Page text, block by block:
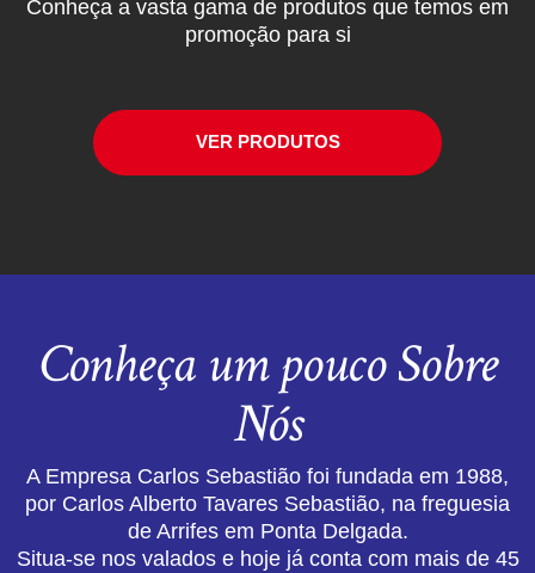
Conheça a vasta gama de produtos que temos em
promoção para si
VER PRODUTOS
Conheça um pouco Sobre
Nós
A Empresa Carlos Sebastião foi fundada em 1988,
por Carlos Alberto Tavares Sebastião, na freguesia
de Arrifes em Ponta Delgada.
Situa-se nos valados e hoje já conta com mais de 45